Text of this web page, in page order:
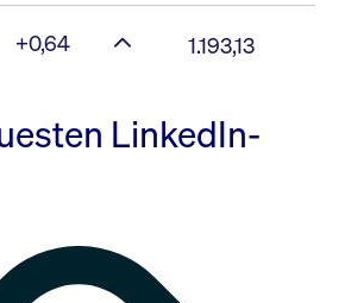
+0,64 1.193,13
LinkedIn-